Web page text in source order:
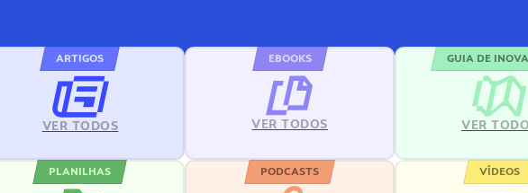
ARTIGOS
VER TODOS
EBOOKS
VER TODOS
GUIA DE
VER
PLANILHAS PODCASTS VÍDEOS